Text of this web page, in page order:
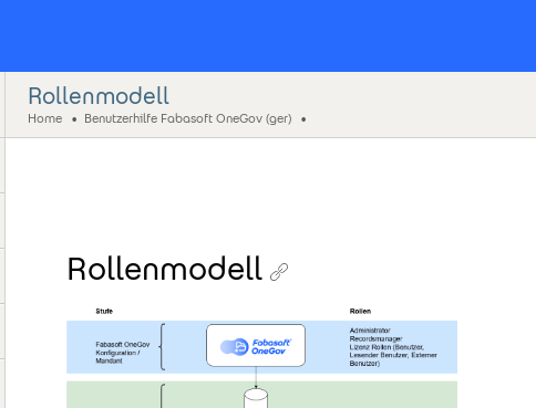
Rollenmodell
Home Benutzerhilfe Fabasoft OneGov (ger)
Rollenmodell